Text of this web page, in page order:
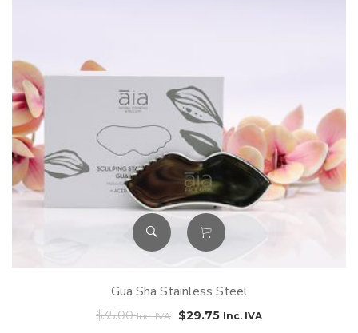
Gua Sha Stainless Steel
$35.00 Inc. IVA $29.75 Inc. IVA